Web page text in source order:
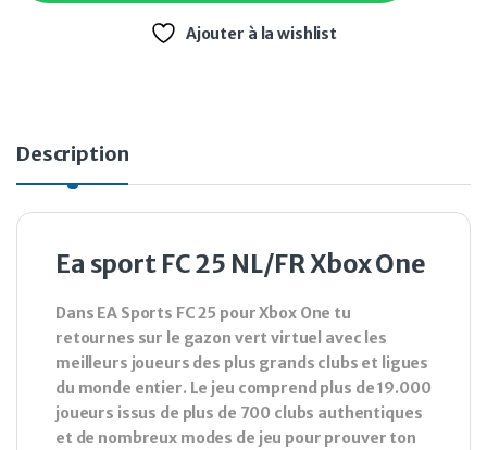
Ajouter à la wishlist
Description
Ea sport FC 25 NL/FR Xbox One
Dans EA Sports FC 25 pour Xbox One tu
retournes sur le gazon vert virtuel avec les
meilleurs joueurs des plus grands clubs et ligues
du monde entier. Le jeu comprend plus de 19.000
joueurs issus de plus de 700 clubs authentiques
et de nombreux modes de jeu pour prouver ton